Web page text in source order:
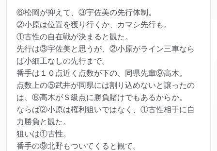
⑥松岡が抑えて、③宇佐美の先行体制。
②小原は位置を獲り行くか、カマシ先行も。
①古性の自在戦が決まると観た。
先行は③宇佐美と思うが、②小原がライン三車なら
ば小細工なしの先行まで。
番手は１０点近く点数が下の、同県先輩⑨高木。
点数上の⑤武井が同県には割り込めないと譲ったの
は、⑧高木がＳ級点に勝負賭けでもあるからか。
ならば②小原は権利狙いではなく、①古性相手に自
力勝負と観た。
狙いは①古性。
番手の⑨北野もついてくると観て。